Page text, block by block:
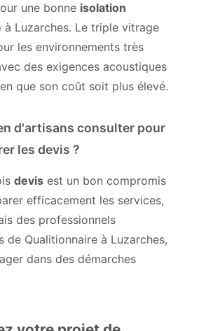
une bonne isolation
à Luzarches. Le triple vitrage
les environnements très
des exigences acoustiques
que son coût soit plus élevé.
d'artisans consulter pour
les devis ?
devis est un bon compromis
efficacement les services,
des professionnels
de Qualitionnaire à Luzarches,
dans des démarches